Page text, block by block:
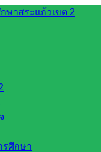
รศึกษา
2569
จัดประชุม อ.ก.ค.ศ.